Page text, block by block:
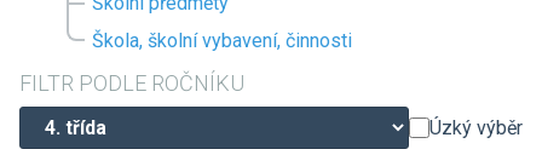
Škola, školní vybavení, činnosti
FILTR PODLE ROČNÍKU
Úzký výběr